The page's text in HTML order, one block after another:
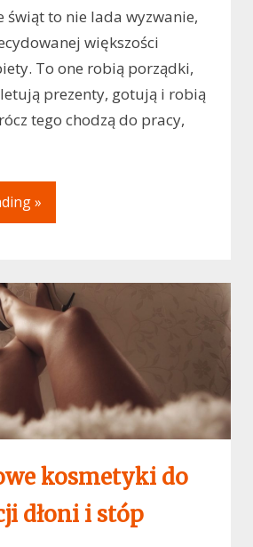
świąt to nie lada wyzwanie,
większości
To one robią porządki,
prezenty, gotują i robią
tego chodzą do pracy,
»
kosmetyki do
dłoni i stóp